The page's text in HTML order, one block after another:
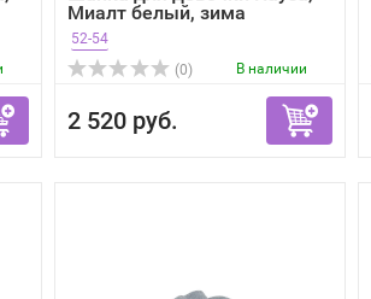
Миалт белый, зима
52-54
(0)
В наличии
2 520 руб.